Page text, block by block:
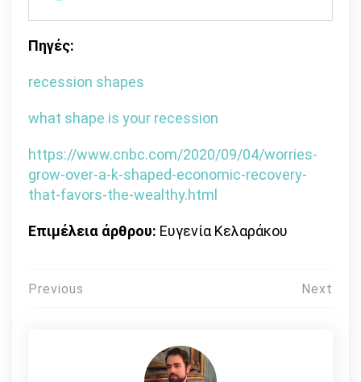
Πηγές:
recession shapes
what shape is your recession
https://www.cnbc.com/2020/09/04/worries-
grow-over-a-k-shaped-economic-recovery-
that-favors-the-wealthy.html
Επιμέλεια άρθρου: Ευγενία Κελαράκου
Πλοήγηση
Previous Next